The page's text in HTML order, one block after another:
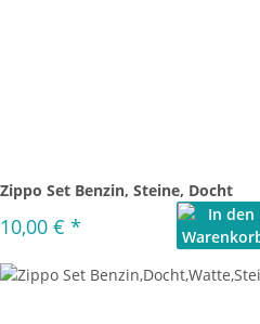
Zippo Set Benzin, Steine, Docht
10,00 € *